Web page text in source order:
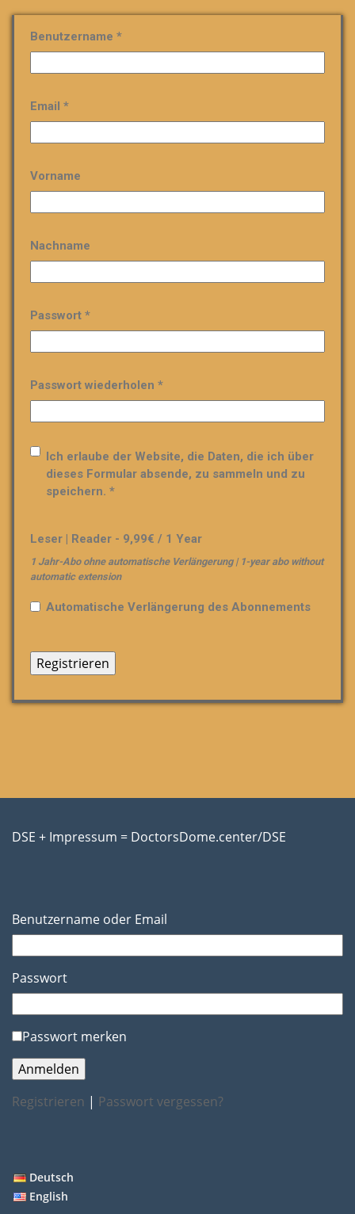
Benutzername *
Email *
Vorname
Nachname
Passwort *
Passwort wiederholen *
Ich erlaube der Website, die Daten, die ich über
dieses Formular absende, zu sammeln und zu
speichern. *
Leser | Reader - 9,99€ / 1 Year
1 Jahr-Abo ohne automatische Verlängerung | 1-year abo without
automatic extension
Automatische Verlängerung des Abonnements
DSE + Impressum = DoctorsDome.center/DSE
Benutzername oder Email
Passwort
Passwort merken
Registrieren | Passwort vergessen?
Deutsch
English